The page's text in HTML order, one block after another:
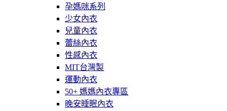
孕媽咪系列
少女內衣
兒童內衣
蕾絲內衣
性感內衣
MIT台灣製
運動內衣
50+ 媽媽內衣專區
晚安睡眠內衣